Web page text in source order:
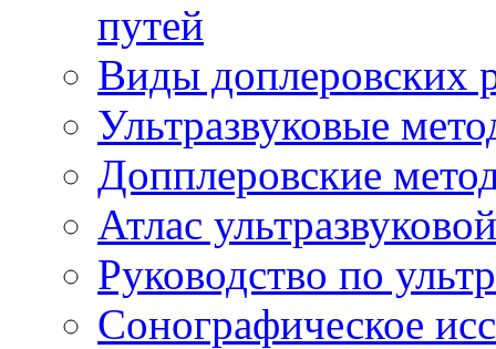
путей
Виды доплеровских
Ультразвуковые
Допплеровские
Атлас
Руководство по
Сонографическое